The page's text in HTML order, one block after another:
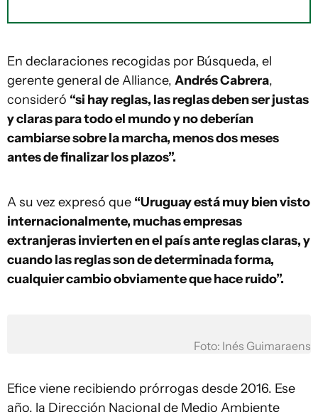
En declaraciones recogidas por Búsqueda, el
gerente general de Alliance, Andrés Cabrera,
consideró “si hay reglas, las reglas deben ser justas
y claras para todo el mundo y no deberían
cambiarse sobre la marcha, menos dos meses
antes de finalizar los plazos”.
A su vez expresó que “Uruguay está muy bien visto
internacionalmente, muchas empresas
extranjeras invierten en el país ante reglas claras, y
cuando las reglas son de determinada forma,
cualquier cambio obviamente que hace ruido”.
Foto: Inés Guimaraens
Efice viene recibiendo prórrogas desde 2016. Ese
año, la Dirección Nacional de Medio Ambiente